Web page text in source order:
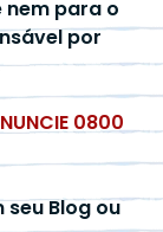
nem para o
por
0800
Blog ou